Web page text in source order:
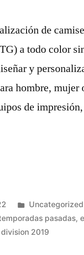
de
a todo color
y
hombre,
de
Publicado
en
Uncategorized
pasadas,
2019